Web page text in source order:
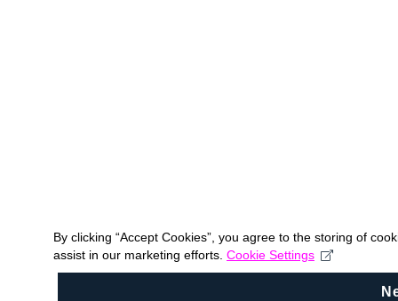
By clicking “Accept Cookies”, you agree to the storing of
assist in our marketing efforts. Cookie Settings